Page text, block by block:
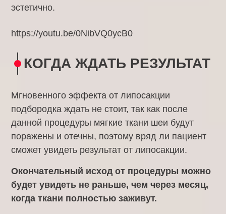
эстетично.
https://youtu.be/0NibVQ0ycB0
КОГДА ЖДАТЬ РЕЗУЛЬТАТ
Мгновенного эффекта от липосакции
подбородка ждать не стоит, так как после
данной процедуры мягкие ткани шеи будут
поражены и отечны, поэтому вряд ли пациент
сможет увидеть результат от липосакции.
Окончательный исход от процедуры можно
будет увидеть не раньше, чем через месяц,
когда ткани полностью заживут.